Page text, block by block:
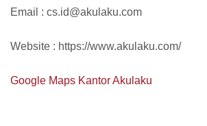
Email : cs.id@akulaku.com
Website : https://www.akulaku.com/
Google Maps Kantor Akulaku